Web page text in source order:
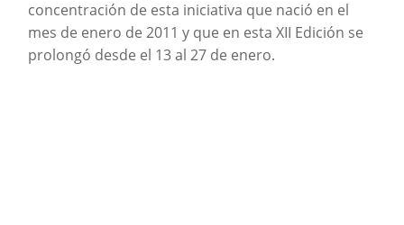
concentración de esta iniciativa que nació en el
mes de enero de 2011 y que en esta XII Edición se
prolongó desde el 13 al 27 de enero.